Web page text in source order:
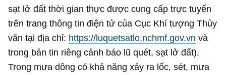
sạt lở đất thời gian thực được cung cấp trực tuyến
trên trang thông tin điện tử của Cục Khí tượng Thủy
văn tại địa chỉ: https://luquetsatlo.nchmf.gov.vn và
trong bản tin riêng cảnh báo lũ quét, sạt lở đất).
Trong mưa dông có khả năng xảy ra lốc, sét, mưa